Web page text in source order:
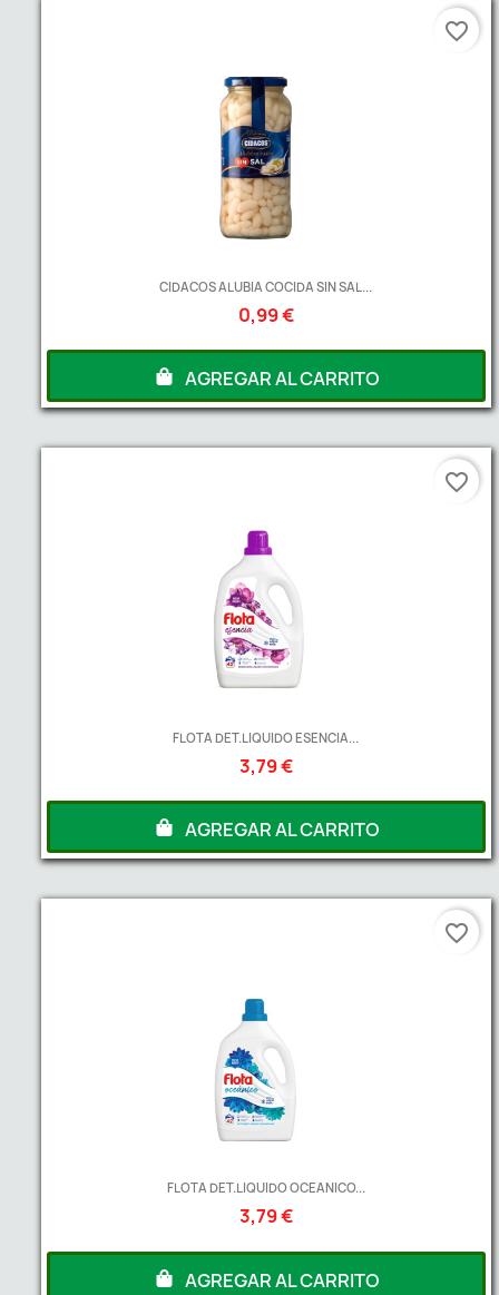
CIDACOS ALUBIA COCIDA SIN SAL...
0,99 €
AGREGAR AL CARRITO
favorite_border
FLOTA DET.LIQUIDO ESENCIA...
3,79 €
AGREGAR AL CARRITO
favorite_border
FLOTA DET.LIQUIDO OCEANICO...
3,79 €
AGREGAR AL CARRITO
favorite_border